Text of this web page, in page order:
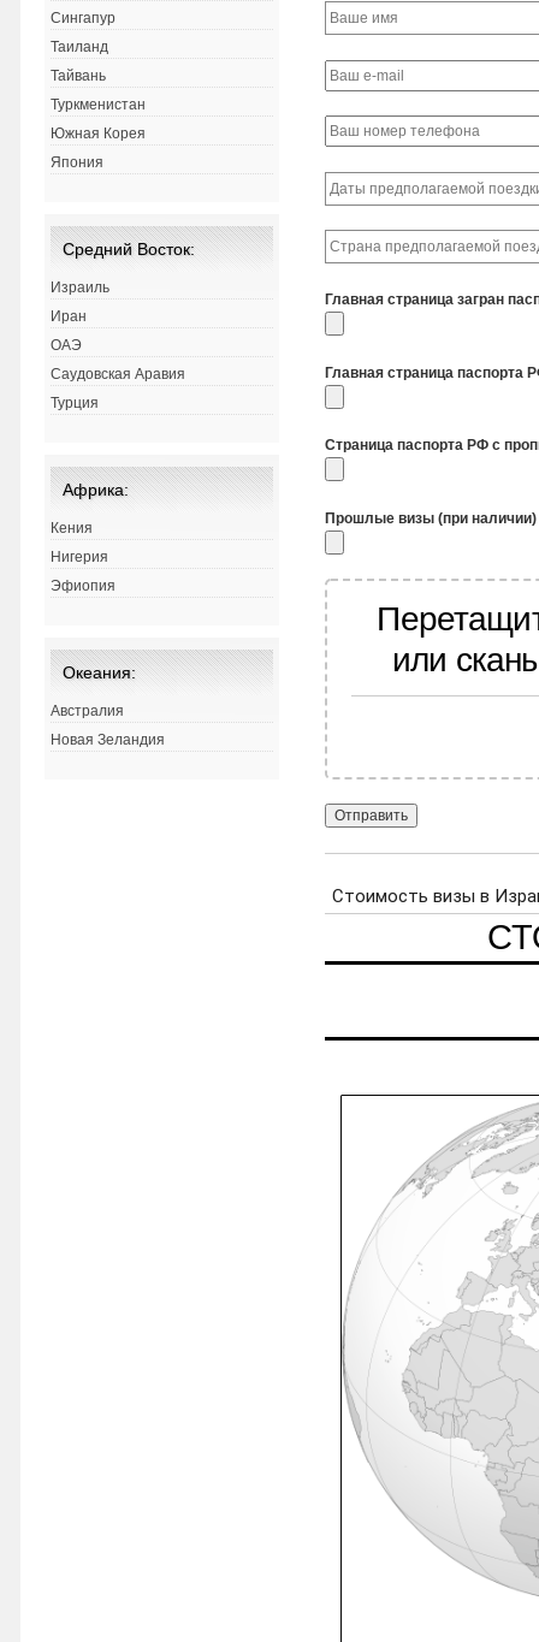
Главная страница загран
Главная страница паспорта
Страница паспорта РФ с
Прошлые визы (при наличии)
или
Сингапур
Таиланд
Тайвань
Туркменистан
Южная Корея
Япония
Средний Восток:
Израиль
Иран
ОАЭ
Саудовская Аравия
Турция
Африка:
Кения
Нигерия
Эфиопия
Океания:
Австралия
Новая Зеландия